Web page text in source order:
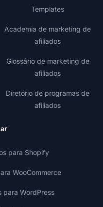
Templates
Academia de marketing de
afiliados
Glossário de marketing de
afiliados
Diretório de programas de
afiliados
para Shopify
WooCommerce
para WordPress